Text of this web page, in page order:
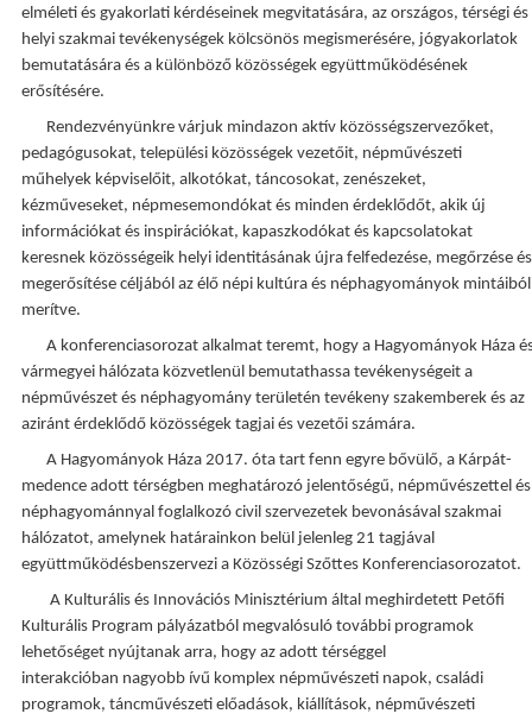
elméleti és gyakorlati kérdéseinek megvitatására, az országos, térségi és
helyi szakmai tevékenységek kölcsönös megismerésére, jógyakorlatok
bemutatására és a különböző közösségek együttműködésének
erősítésére.
Rendezvényünkre várjuk mindazon aktív közösségszervezőket,
pedagógusokat, települési közösségek vezetőit, népművészeti
műhelyek képviselőit, alkotókat, táncosokat, zenészeket,
kézműveseket, népmesemondókat és minden érdeklődőt, akik új
információkat és inspirációkat, kapaszkodókat és kapcsolatokat
keresnek közösségeik helyi identitásának újra felfedezése, megőrzése és
megerősítése céljából az élő népi kultúra és néphagyományok mintáiból
merítve.
A konferenciasorozat alkalmat teremt, hogy a Hagyományok Háza
vármegyei hálózata közvetlenül bemutathassa tevékenységeit a
népművészet és néphagyomány területén tevékeny szakemberek és az
aziránt érdeklődő közösségek tagjai és vezetői számára.
A Hagyományok Háza 2017. óta tart fenn egyre bővülő, a Kárpát-
medence adott térségben meghatározó jelentőségű, népművészettel és
néphagyománnyal foglalkozó civil szervezetek bevonásával szakmai
hálózatot, amelynek határainkon belül jelenleg 21 tagjával
együttműködésbenszervezi a Közösségi Szőttes Konferenciasorozatot.
A Kulturális és Innovációs Minisztérium által meghirdetett Petőfi
Kulturális Program pályázatból megvalósuló további programok
lehetőséget nyújtanak arra, hogy az adott térséggel
interakcióban nagyobb ívű komplex népművészeti napok, családi
programok, táncművészeti előadások, kiállítások, népművészeti